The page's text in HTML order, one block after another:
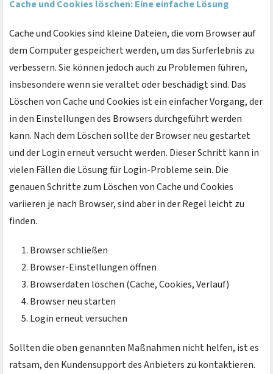
Cache und Cookies löschen: Eine einfache Lösung
Cache und Cookies sind kleine Dateien, die vom Browser auf
dem Computer gespeichert werden, um das Surferlebnis zu
verbessern. Sie können jedoch auch zu Problemen führen,
insbesondere wenn sie veraltet oder beschädigt sind. Das
Löschen von Cache und Cookies ist ein einfacher Vorgang, der
in den Einstellungen des Browsers durchgeführt werden
kann. Nach dem Löschen sollte der Browser neu gestartet
und der Login erneut versucht werden. Dieser Schritt kann in
vielen Fällen die Lösung für Login-Probleme sein. Die
genauen Schritte zum Löschen von Cache und Cookies
variieren je nach Browser, sind aber in der Regel leicht zu
finden.
Browser schließen
Browser-Einstellungen öffnen
Browserdaten löschen (Cache, Cookies, Verlauf)
Browser neu starten
Login erneut versuchen
Sollten die oben genannten Maßnahmen nicht helfen, ist es
ratsam, den Kundensupport des Anbieters zu kontaktieren.